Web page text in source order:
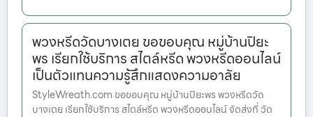
พวงหรีดวัดบางเตย ขอขอบคุณ หมู่บ้านปิยะ
พร เรียกใช้บริการ สไตล์หรีด พวงหรีดออนไลน์
เป็นตัวแทนความรู้สึกแสดงความอาลัย
StyleWreath.com ขอขอบคุณ หมู่บ้านปิยะพร พวงหรีดวัด
บางเตย เรียกใช้บริการ สไตล์หรีด พวงหรีดออนไลน์ จัดส่งที่ วัด